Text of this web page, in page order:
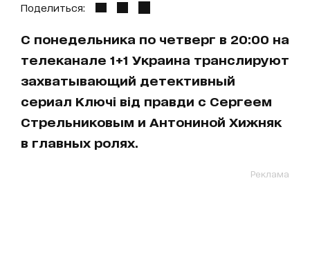
Поделиться:
С понедельника по четверг в 20:00 на
телеканале 1+1 Украина транслируют
захватывающий детективный
сериал Ключі від правди с Сергеем
Стрельниковым и Антониной Хижняк
в главных ролях.
Реклама